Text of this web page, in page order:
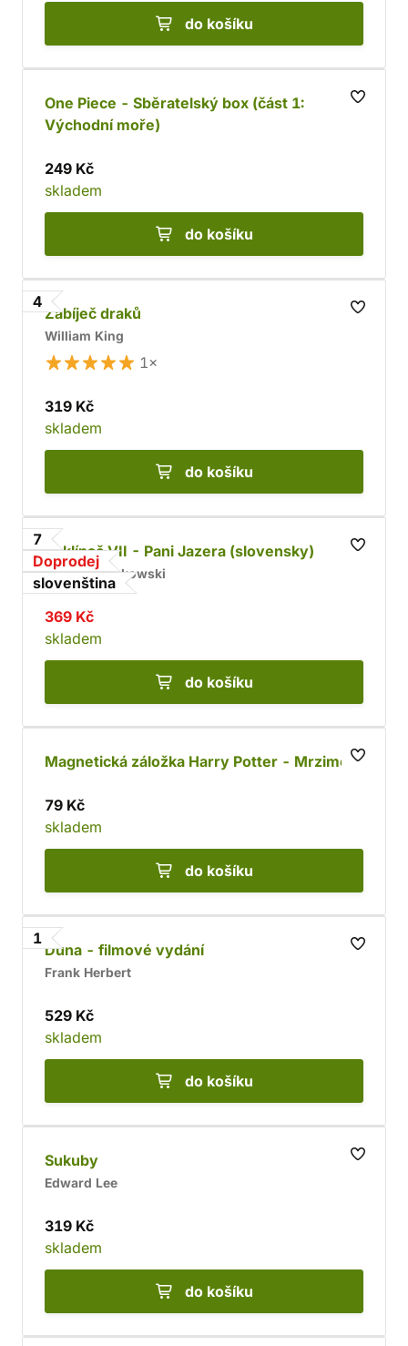
do košíku
One Piece - Sběratelský box (část 1:
Východní moře)
249 Kč
skladem
do košíku
4
Zabíječ draků
William King
1×
319 Kč
skladem
do košíku
7
Doprodej
slovenština
Zaklínač VII - Pani Jazera (slovensky)
Andrzej Sapkowski
369 Kč
skladem
do košíku
Magnetická záložka Harry Potter - Mrzimor
79 Kč
skladem
do košíku
1
Duna - filmové vydání
Frank Herbert
529 Kč
skladem
do košíku
Sukuby
Edward Lee
319 Kč
skladem
do košíku